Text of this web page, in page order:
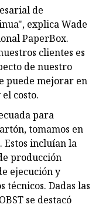
de
explica Wade
PaperBox.
clientes es
de nuestro
puede mejorar en
costo.
para
tomamos en
Estos incluían la
producción
ejecución y
técnicos. Dadas las
se destacó